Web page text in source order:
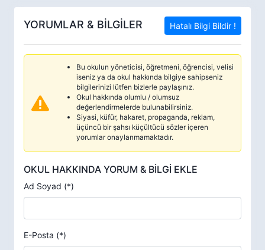
YORUMLAR & BİLGİLER Hatalı Bilgi Bildir !
Bu okulun yöneticisi, öğretmeni, öğrencisi, velisi
iseniz ya da okul hakkında bilgiye sahipseniz
bilgilerinizi lütfen bizlerle paylaşınız.
Okul hakkında olumlu / olumsuz
değerlendirmelerde bulunabilirsiniz.
Siyasi, küfür, hakaret, propaganda, reklam,
üçüncü bir şahsı küçültücü sözler içeren
yorumlar onaylanmamaktadır.
OKUL HAKKINDA YORUM & BİLGİ EKLE
Ad Soyad (*)
E-Posta (*)